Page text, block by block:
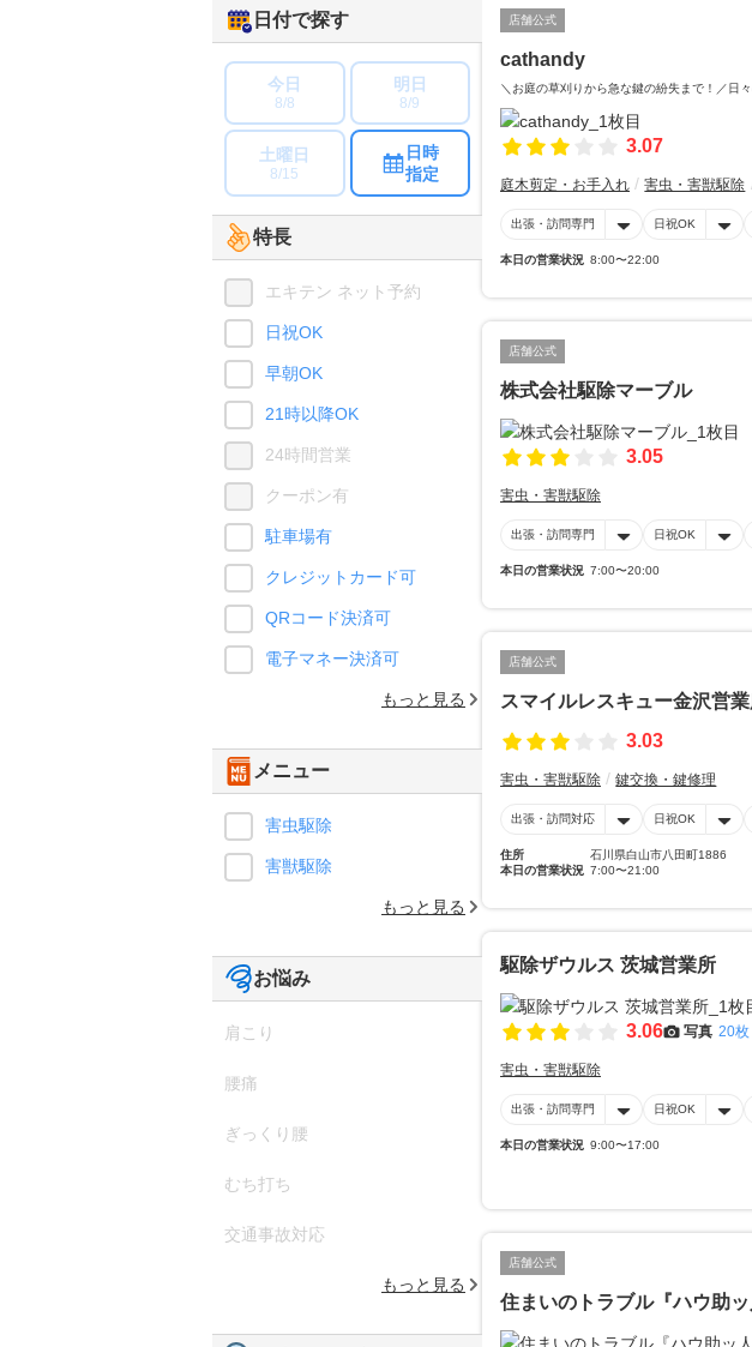
店舗公式
cathandy
＼お庭の草刈りから急な鍵の紛失まで！／
3.07
庭木剪定・お手入れ 害虫・害獣駆除
出張・訪問専門 日祝OK
本日の営業状況 8:00〜22:00
店舗公式
株式会社駆除マーブル
3.05
害虫・害獣駆除
出張・訪問専門 日祝OK
本日の営業状況 7:00〜20:00
店舗公式
スマイルレスキュー金沢営
3.03
害虫・害獣駆除 鍵交換・鍵修理
出張・訪問対応 日祝OK
住所
石川県白山市八田町1886
本日の営業状況 7:00〜21:00
駆除ザウルス 茨城営業所
3.06 写真 20枚
害虫・害獣駆除
出張・訪問専門 日祝OK
本日の営業状況 9:00〜17:00
店舗公式
住まいのトラブル『ハウ助ッ
日付で探す
今日
8/8
明日
8/9
土曜日
8/15
日時
指定
特長
エキテン ネット予約
日祝OK
早朝OK
21時以降OK
24時間営業
クーポン有
駐車場有
クレジットカード可
QRコード決済可
電子マネー決済可
もっと見る
メニュー
害虫駆除
害獣駆除
もっと見る
お悩み
肩こり
腰痛
ぎっくり腰
むち打ち
交通事故対応
もっと見る